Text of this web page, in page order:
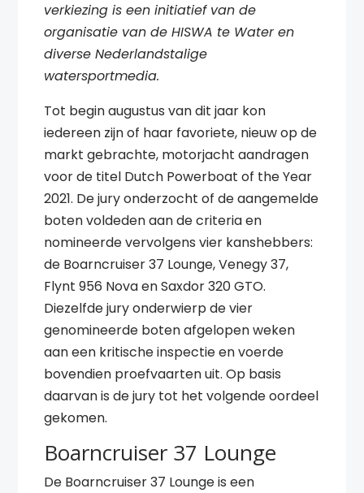
verkiezing is een initiatief van de
organisatie van de HISWA te Water en
diverse Nederlandstalige
watersportmedia.
Tot begin augustus van dit jaar kon
iedereen zijn of haar favoriete, nieuw op de
markt gebrachte, motorjacht aandragen
voor de titel Dutch Powerboat of the Year
2021. De jury onderzocht of de aangemelde
boten voldeden aan de criteria en
nomineerde vervolgens vier kanshebbers:
de Boarncruiser 37 Lounge, Venegy 37,
Flynt 956 Nova en Saxdor 320 GTO.
Diezelfde jury onderwierp de vier
genomineerde boten afgelopen weken
aan een kritische inspectie en voerde
bovendien proefvaarten uit. Op basis
daarvan is de jury tot het volgende oordeel
gekomen.
Boarncruiser 37 Lounge
De Boarncruiser 37 Lounge is een